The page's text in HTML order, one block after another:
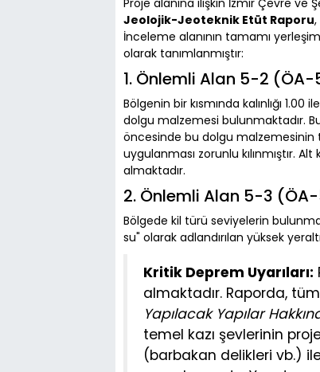
Proje alanına ilişkin İzmir Çevre ve
Jeolojik-Jeoteknik Etüt Raporu
İnceleme alanının tamamı
olarak tanımlanmıştır:
1. Önlemli Alan 5-2 (ÖA-
Bölgenin bir kısmında kalınlığı
dolgu malzemesi bulunmaktadır.
öncesinde bu dolgu malzemesinin
uygulanması zorunlu kılınmıştır.
almaktadır.
2. Önlemli Alan 5-3 (ÖA-
Bölgede kil türü seviyelerin
su" olarak adlandırılan yüksek
Kritik Deprem Uyarıları:
almaktadır. Raporda,
Yapılacak Yapılar
temel kazı şevlerinin
(barbakan delikleri vb.)